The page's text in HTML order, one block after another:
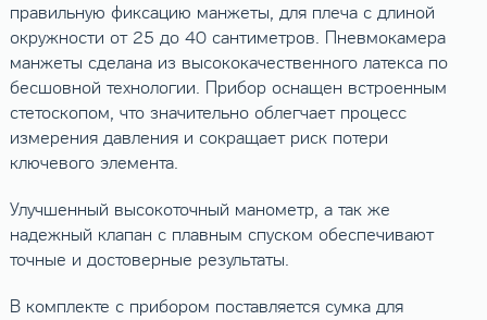
правильную фиксацию манжеты, для плеча с длиной
окружности от 25 до 40 сантиметров. Пневмокамера
манжеты сделана из высококачественного латекса по
бесшовной технологии. Прибор оснащен встроенным
стетоскопом, что значительно облегчает процесс
измерения давления и сокращает риск потери
ключевого элемента.
Улучшенный высокоточный манометр, а так же
надежный клапан с плавным спуском обеспечивают
точные и достоверные результаты.
В комплекте с прибором поставляется сумка для